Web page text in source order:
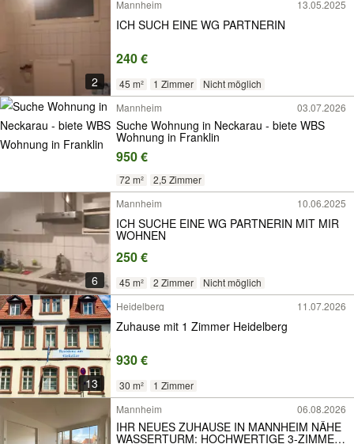
2
Mannheim 13.05.2025
ICH SUCH EINE WG PARTNERIN
240 €
45 m² 1 Zimmer
Nicht möglich
Mannheim
03.07.2026
Suche Wohnung in Neckarau - biete WBS
Wohnung in Franklin
950 €
72 m² 2,5 Zimmer
6
Mannheim 10.06.2025
ICH SUCHE EINE WG PARTNERIN MIT MIR
WOHNEN
250 €
45 m² 2 Zimmer Nicht möglich
13
Heidelberg 11.07.2026
Zuhause mit 1 Zimmer Heidelberg
930 €
30 m²
1 Zimmer
Mannheim
06.08.2026
IHR NEUES ZUHAUSE IN MANNHEIM NÄHE
WASSERTURM: HOCHWERTIGE 3-ZIMMER-